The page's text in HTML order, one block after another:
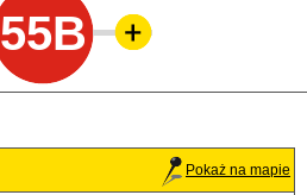
55B
Pokaż na mapie